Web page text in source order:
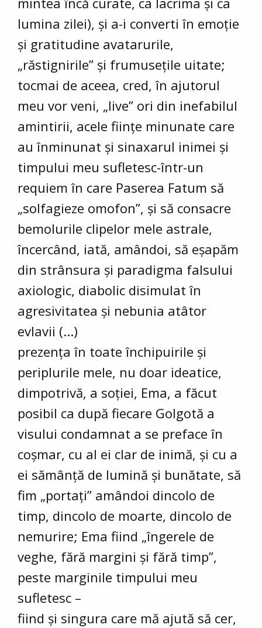
lumina zilei), și a-i converti în emoție
și gratitudine avatarurile,
„răstignirile” și frumusețile uitate;
tocmai de aceea, cred, în ajutorul
meu vor veni, „live” ori din inefabilul
amintirii, acele ființe minunate care
au înminunat și sinaxarul inimei și
timpului meu sufletesc-într-un
requiem în care Paserea Fatum să
„solfagieze omofon”, și să consacre
bemolurile clipelor mele astrale,
încercând, iată, amândoi, să eșapăm
din strânsura și paradigma falsului
axiologic, diabolic disimulat în
agresivitatea și nebunia atâtor
evlavii (...)
prezența în toate închipuirile și
periplurile mele, nu doar ideatice,
dimpotrivă, a soției, Ema, a făcut
posibil ca după fiecare Golgotă a
visului condamnat a se preface în
coșmar, cu al ei clar de inimă, și cu a
ei sămânță de lumină și bunătate, să
fim „portați” amândoi dincolo de
timp, dincolo de moarte, dincolo de
nemurire; Ema fiind „îngerele de
veghe, fără margini și fără timp”,
peste marginile timpului meu
sufletesc –
fiind și singura care mă ajută să cer,